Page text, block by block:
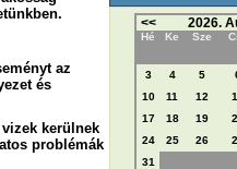
az
és
kerülnek
problémák
<< 2026.
Hé Ke Sze
3
4 5
10
11 12
17
18 19
24
25 26
31